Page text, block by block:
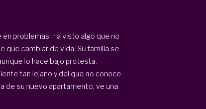
problemas. Ha visto algo que no
que cambiar de vida. Su familia se
lo hace bajo protesta.
tan lejano y del que no conoce
de su nuevo apartamento, ve una